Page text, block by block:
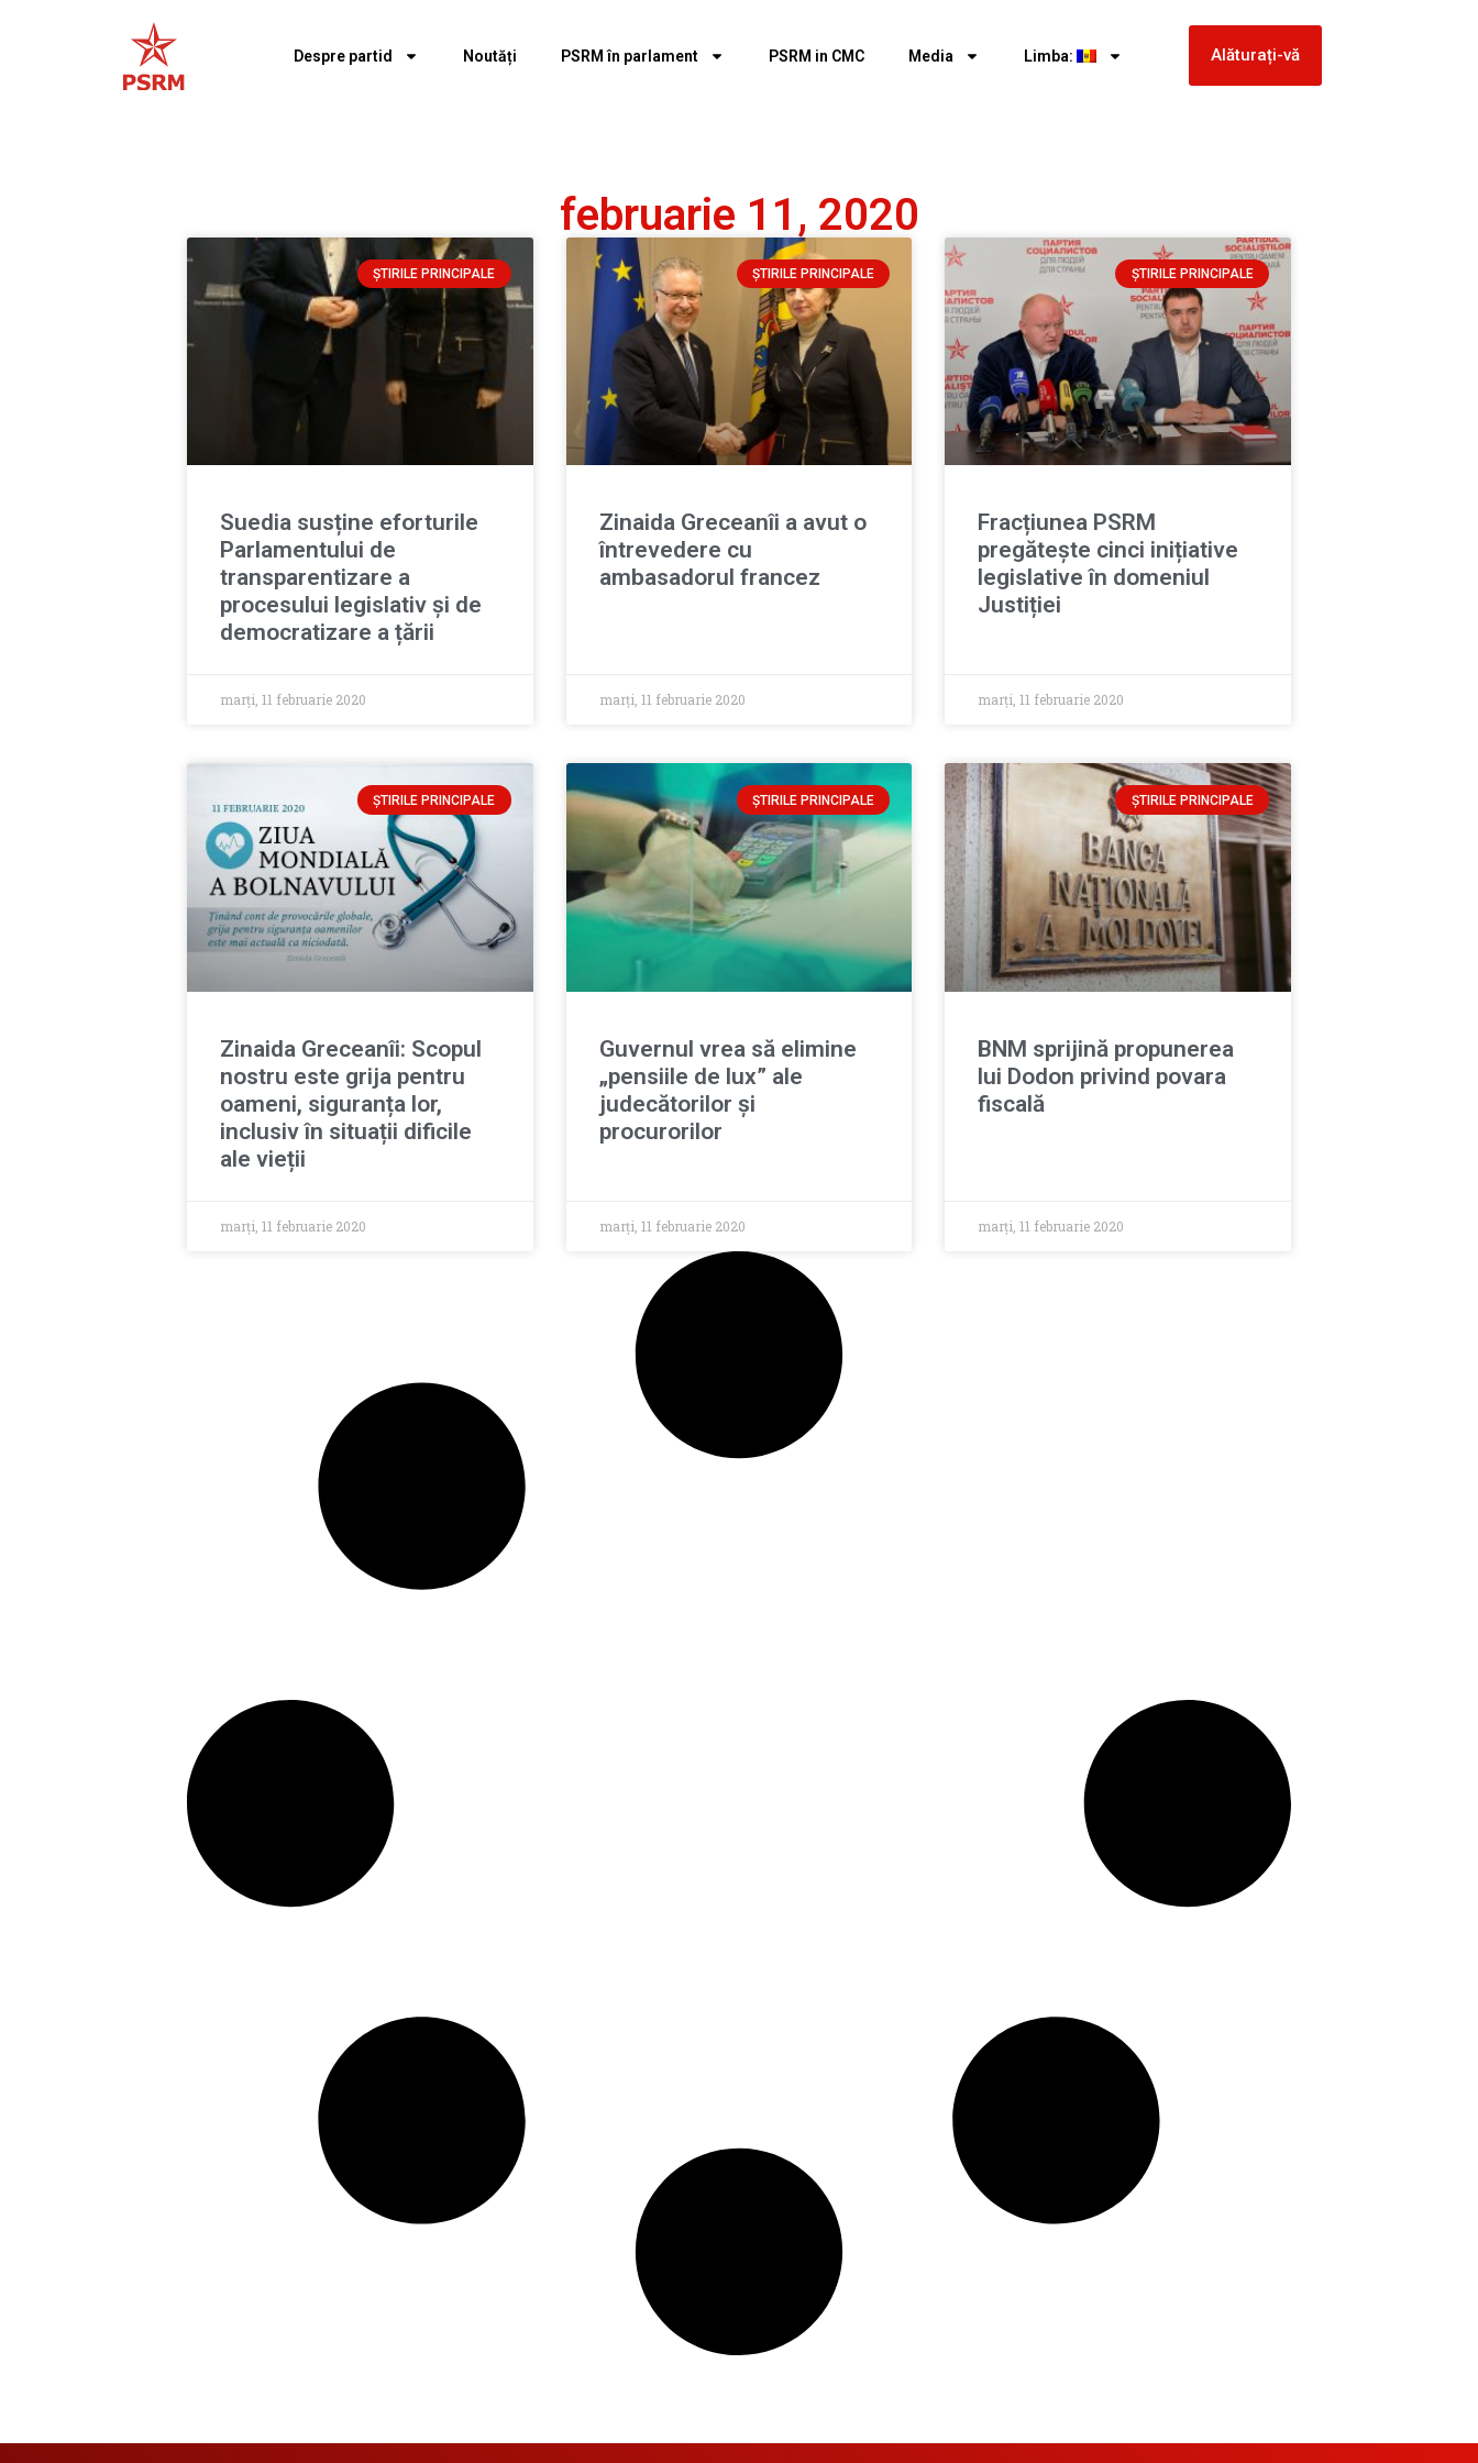
Despre partid Noutăți PSRM în parlament PSRM in CMC Media Limba: Alăturați-vă
februarie 11, 2020
ȘTIRILE PRINCIPALE
Suedia susține eforturile
Parlamentului de
transparentizare a
procesului legislativ și de
democratizare a țării
marți, 11 februarie 2020
ȘTIRILE PRINCIPALE
Zinaida Greceanîi a avut o
întrevedere cu
ambasadorul francez
marți, 11 februarie 2020
ȘTIRILE PRINCIPALE
Fracțiunea PSRM
pregătește cinci inițiative
legislative în domeniul
Justiției
marți, 11 februarie 2020
ȘTIRILE PRINCIPALE
Zinaida Greceanîi: Scopul
nostru este grija pentru
oameni, siguranța lor,
inclusiv în situații dificile
ale vieții
marți, 11 februarie 2020
ȘTIRILE PRINCIPALE
Guvernul vrea să elimine
„pensiile de lux” ale
judecătorilor și
procurorilor
marți, 11 februarie 2020
ȘTIRILE PRINCIPALE
BNM sprijină propunerea
lui Dodon privind povara
fiscală
marți, 11 februarie 2020